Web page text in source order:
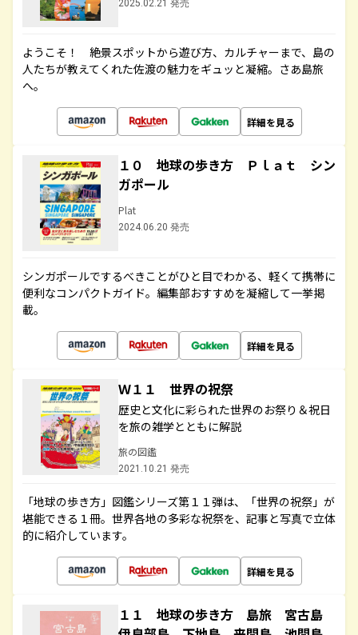
2025.02.21 発売
ようこそ！ 絶景スポットから遊び方、カルチャーまで、島の
人たちが教えてくれた佐渡の魅力をギュッと凝縮。さあ島旅
へ。
詳細を見る
１０ 地球の歩き方 Ｐｌａｔ シン
ガポール
Plat
2024.06.20 発売
シンガポールでするべきことがひと目でわかる、軽くて携帯に
便利なコンパクトガイド。編集部おすすめを凝縮して一挙掲
載。
詳細を見る
Ｗ１１ 世界の祝祭
歴史と文化に彩られた世界のお祭り＆祝日
を旅の雑学とともに解説
旅の図鑑
2021.10.21 発売
「地球の歩き方」図鑑シリーズ第１１弾は、「世界の祝祭」が
堪能できる１冊。世界各地の多彩な祝祭を、記事と写真で立体
的に紹介しています。
詳細を見る
１１ 地球の歩き方 島旅 宮古島